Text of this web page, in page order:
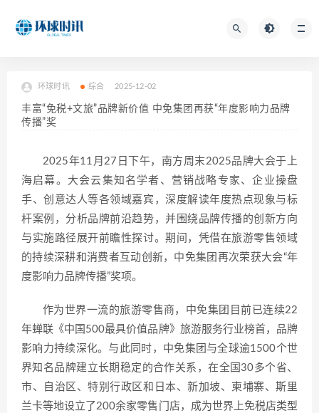
环球时讯 综合 2025-12-02
丰富“免税+文旅”品牌新价值 中免集团再获“年度影响力品牌
传播”奖
2025年11月27日下午，南方周末2025品牌大会于上
海启幕。大会云集知名学者、营销战略专家、企业操盘
手、创意达人等各领域嘉宾，深度解读年度热点现象与标
杆案例，分析品牌前沿趋势，并围绕品牌传播的创新方向
与实施路径展开前瞻性探讨。期间，凭借在旅游零售领域
的持续深耕和消费者互动创新，中免集团再次荣获大会“年
度影响力品牌传播”奖项。
作为世界一流的旅游零售商，中免集团目前已连续22
年蝉联《中国500最具价值品牌》旅游服务行业榜首，品牌
影响力持续深化。与此同时，中免集团与全球逾1500个世
界知名品牌建立长期稳定的合作关系，在全国30多个省、
市、自治区、特别行政区和日本、新加坡、柬埔寨、斯里
兰卡等地设立了200余家零售门店，成为世界上免税店类型